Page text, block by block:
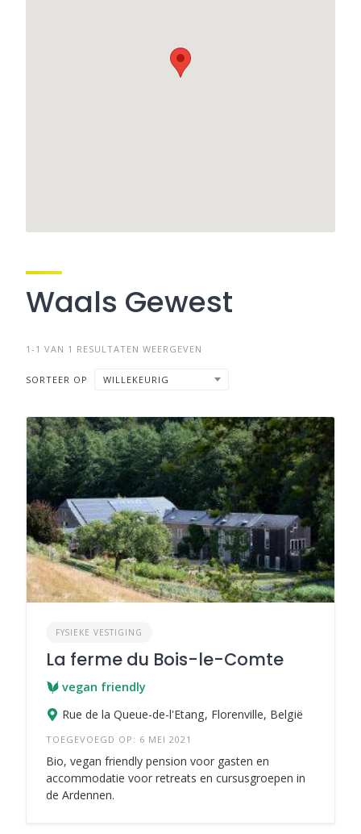
Waals Gewest
1-1 VAN 1 RESULTATEN WEERGEVEN
SORTEER OP WILLEKEURIG
FYSIEKE VESTIGING
La ferme du Bois-le-Comte
vegan friendly
Rue de la Queue-de-l'Etang, Florenville, België
TOEGEVOEGD OP: 6 MEI 2021
Bio, vegan friendly pension voor gasten en
accommodatie voor retreats en cursusgroepen in
de Ardennen.